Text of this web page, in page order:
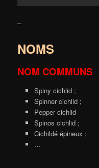
–
NOMS
NOM COMMUNS
Spiny cichlid ;
Spinner cichlid ;
Pepper cichlid
Spinos cichlid ;
Cichildé épineux ;
…